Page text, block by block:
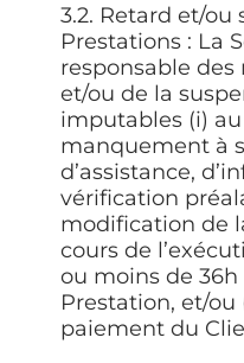
3.2. Retard et/ou
Prestations : La
responsable
et/ou de la
imputables (i)
manquement à
d’assistance,
vérification
modification de
cours de
ou moins de
Prestation, et/
paiement du